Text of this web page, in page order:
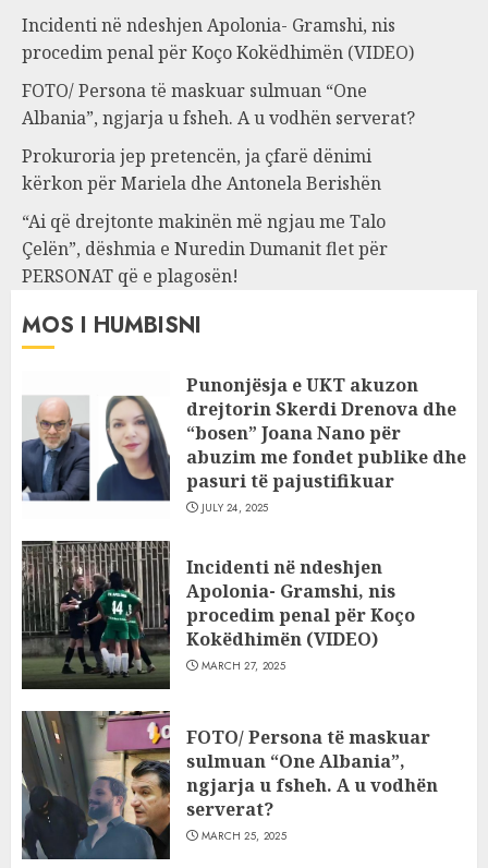
Incidenti në ndeshjen Apolonia- Gramshi, nis
procedim penal për Koço Kokëdhimën (VIDEO)
FOTO/ Persona të maskuar sulmuan “One
Albania”, ngjarja u fsheh. A u vodhën serverat?
Prokuroria jep pretencën, ja çfarë dënimi
kërkon për Mariela dhe Antonela Berishën
“Ai që drejtonte makinën më ngjau me Talo
Çelën”, dëshmia e Nuredin Dumanit flet për
PERSONAT që e plagosën!
MOS I HUMBISNI
Punonjësja e UKT akuzon
drejtorin Skerdi Drenova dhe
“bosen” Joana Nano për
abuzim me fondet publike dhe
pasuri të pajustifikuar
JULY 24, 2025
Incidenti në ndeshjen
Apolonia- Gramshi, nis
procedim penal për Koço
Kokëdhimën (VIDEO)
MARCH 27, 2025
FOTO/ Persona të maskuar
sulmuan “One Albania”,
ngjarja u fsheh. A u vodhën
serverat?
MARCH 25, 2025